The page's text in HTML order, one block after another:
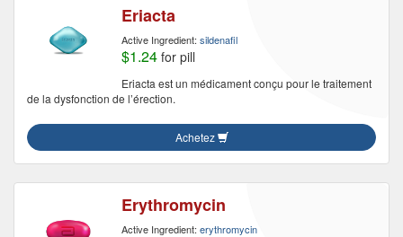
Eriacta
Active Ingredient: sildenafil
$1.24 for pill
Eriacta est un médicament conçu pour le traitement
de la dysfonction de l’érection.
Achetez
Erythromycin
Active Ingredient: erythromycin